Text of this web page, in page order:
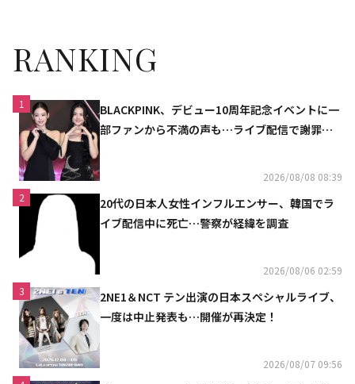
RANKING
1
BLACKPINK、デビュー10周年記念イベントに一
部ファンから不満の声も…ライブ配信で謝罪
2026/08/08 08:39
2
20代の日本人女性インフルエンサー、韓国でラ
イブ配信中に死亡…警察が経緯を調査
2026/08/06 02:59
3
2NE1＆NCT テン出演の日本スペシャルライブ、
一度は中止発表も…開催が再決定！
2026/08/07 09:56